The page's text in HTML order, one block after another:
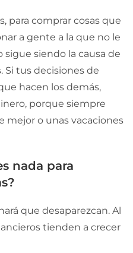
para comprar cosas que
a gente a la que no le
sigue siendo la causa de
Si tus decisiones de
hacen los demás,
porque siempre
mejor o unas vacaciones
nada para
que desaparezcan. Al
tienden a crecer